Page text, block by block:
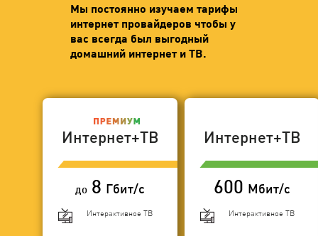
Мы постоянно изучаем тарифы
интернет провайдеров чтобы у
вас всегда был выгодный
домашний интернет и ТВ.
Интернет+ТВ
до 8 Гбит/с
Интерактивное ТВ
Интернет+ТВ
600 Мбит/с
Интерактивное ТВ